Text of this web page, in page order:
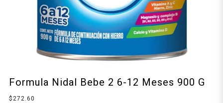
Formula Nidal Bebe 2 6-12 Meses 900 G
$272.60